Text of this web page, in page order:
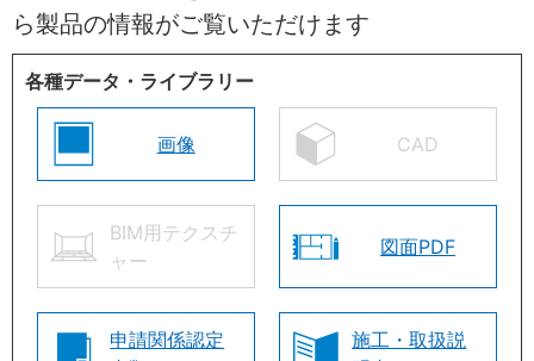
ら製品の情報がご覧いただけます
各種データ・ライブラリー
画像 CAD
BIM用テクスチ
ャー
図面PDF
申請関係認定
施工・取扱説